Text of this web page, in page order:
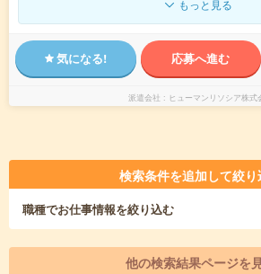
もっと見る
気になる! 応募へ進む
派遣会社 ヒューマンリソシア株式
検索条件を追加して絞り
職種でお仕事情報を絞り込む
他の検索結果ページを